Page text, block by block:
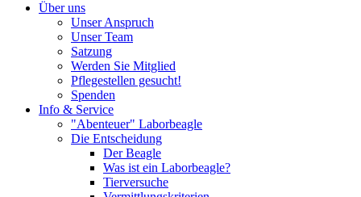
Über uns
Unser Anspruch
Unser Team
Satzung
Werden Sie Mitglied
Pflegestellen gesucht!
Spenden
Info & Service
"Abenteuer" Laborbeagle
Die Entscheidung
Der Beagle
Was ist ein Laborbeagle?
Tierversuche